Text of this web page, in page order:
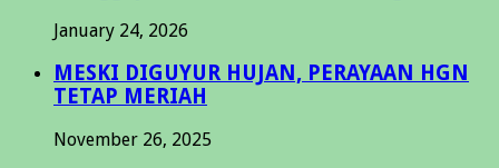
January 24, 2026
MESKI DIGUYUR HUJAN, PERAYAAN HGN
TETAP MERIAH
November 26, 2025